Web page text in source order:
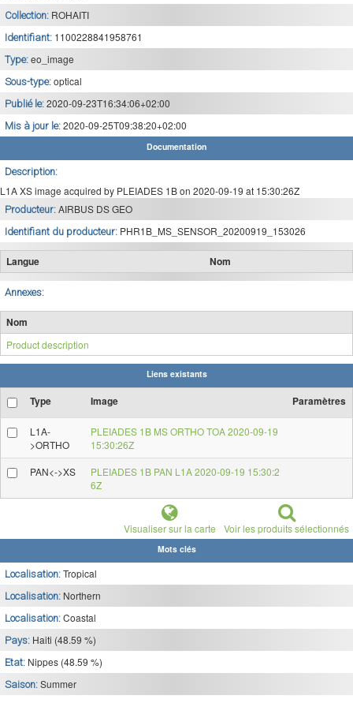
Collection: ROHAITI
Identifiant: 1100228841958761
Type: eo_image
Sous-type: optical
Publié le: 2020-09-23T16:34:06+02:00
Mis à jour le: 2020-09-25T09:38:20+02:00
Documentation
Description:
L1A XS image acquired by PLEIADES 1B on 2020-09-19 at 15:30:26Z
Producteur: AIRBUS DS GEO
Identifiant du producteur: PHR1B_MS_SENSOR_20200919_153026
Langue Nom
Annexes:
Nom
Product description
Liens existants
Type Image Paramètres
L1A-
>ORTHO
PLEIADES 1B MS ORTHO TOA 2020-09-19
15:30:26Z
PAN<->XS
PLEIADES 1B PAN L1A 2020-09-19 15:30:2
6Z
Visualiser sur la carte Voir les produits sélectionnés
Mots clés
Localisation: Tropical
Localisation: Northern
Localisation: Coastal
Pays: Haiti (48.59 %)
Etat: Nippes (48.59 %)
Saison: Summer